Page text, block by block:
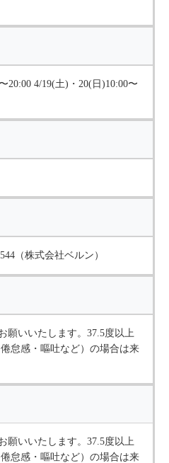
20:00 4/19(土)・20(日)10:00〜
（株式会社ベルン）
願いいたします。37.5度以上
怠感・嘔吐など）の場合は来
願いいたします。37.5度以上
怠感・嘔吐など）の場合は来